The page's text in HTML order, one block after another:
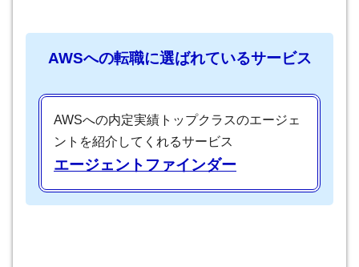
AWSへの転職に選ばれているサービス
AWSへの内定実績トップクラスのエージェ
ントを紹介してくれるサービス
エージェントファインダー